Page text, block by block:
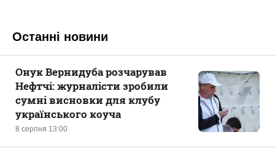
Останні новини
8 серпня 13:00
Онук Вернидуба розчарував
Нефтчі: журналісти зробили
сумні висновки для клубу
українського коуча